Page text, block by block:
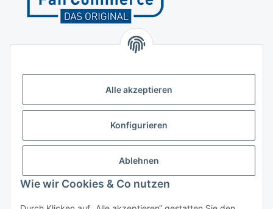
Alle akzeptieren
Konfigurieren
Ablehnen
Wie wir Cookies & Co nutzen
Finden Sie uns auf Google Maps